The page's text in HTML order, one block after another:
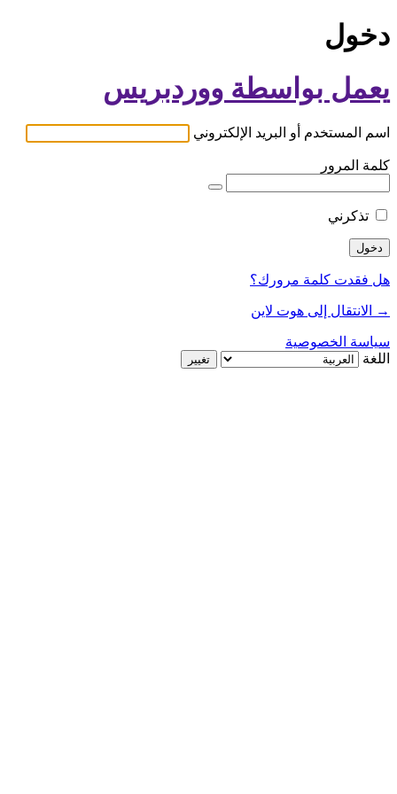
دخول
يعمل بواسطة ووردبريس
اسم المستخدم أو البريد الإلكتروني
كلمة المرور
تذكرني
هل فقدت كلمة مرورك؟
→ الانتقال إلى هوت لاين
سياسة الخصوصية
اللغة